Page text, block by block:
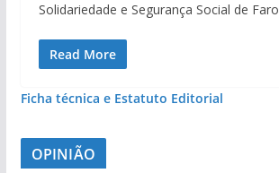
Solidariedade e Segurança Social de Faro
Read More
Ficha técnica e Estatuto Editorial
OPINIÃO